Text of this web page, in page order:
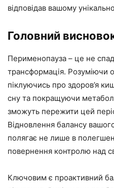
відповідав вашому
Головний
Перименопауза – це не
трансформація. Розуміючи
піклуючись про здоров’я
сну та покращуючи
зможуть пережити цей
Відновлення балансу
полягає не лише в
повернення контролю над
Ключовим є проактивний